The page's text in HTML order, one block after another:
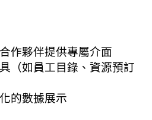
作夥伴提供專屬介面
（如員工目錄、資源預訂
的數據展示